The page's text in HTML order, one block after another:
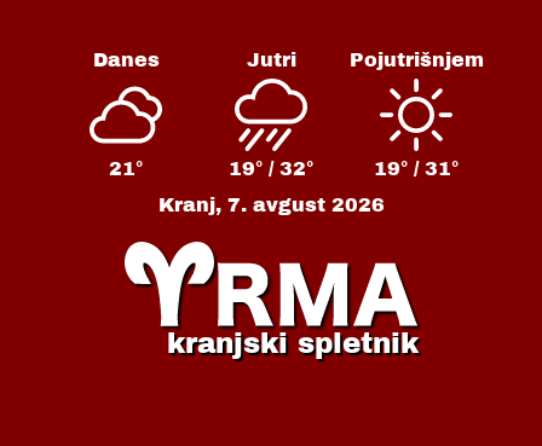
Danes
21°
Jutri
19° / 32°
Pojutrišnjem
19° / 31°
Kranj, 7. avgust 2026
kranjski spletnik